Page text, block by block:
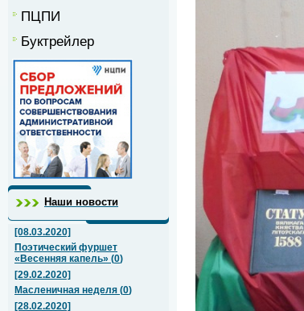
ПЦПИ
Буктрейлер
Наши новости
[08.03.2020]
Поэтический фуршет
«Весенняя капель» (0)
[29.02.2020]
Масленичная неделя (0)
[28.02.2020]